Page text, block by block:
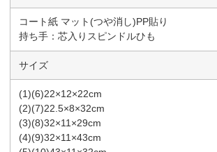
コート紙 マット(つや消し)PP貼り
持ち手：芯入りスピンドルひも
サイズ
(1)(6)22×12×22cm
(2)(7)22.5×8×32cm
(3)(8)32×11×29cm
(4)(9)32×11×43cm